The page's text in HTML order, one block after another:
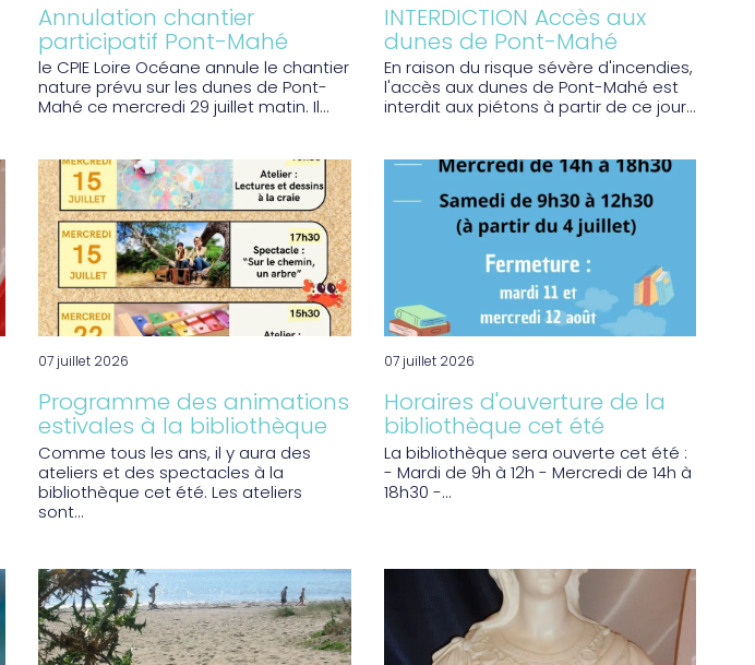
Annulation chantier
participatif Pont-Mahé
le CPIE Loire Océane annule le chantier
nature prévu sur les dunes de Pont-
Mahé ce mercredi 29 juillet matin. Il...
INTERDICTION Accès aux
dunes de Pont-Mahé
En raison du risque sévère d'incendies,
l'accès aux dunes de Pont-Mahé est
interdit aux piétons à partir de ce jour...
07 juillet 2026
Programme des animations
estivales à la bibliothèque
Comme tous les ans, il y aura des
ateliers et des spectacles à la
bibliothèque cet été. Les ateliers
sont...
07 juillet 2026
Horaires d'ouverture de la
bibliothèque cet été
La bibliothèque sera ouverte cet été :
- Mardi de 9h à 12h - Mercredi de 14h à
18h30 -...